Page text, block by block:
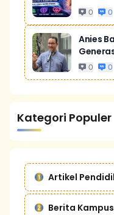
0 0
Anies
0 0
Kategori Populer
Artikel
Berita Kampus